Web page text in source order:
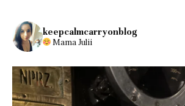
keepcalmcarryonblog
Mama Julii